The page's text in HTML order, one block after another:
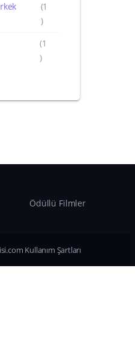
(1
)
(1
)
Ödüllü Filmler
Kullanım Şartları